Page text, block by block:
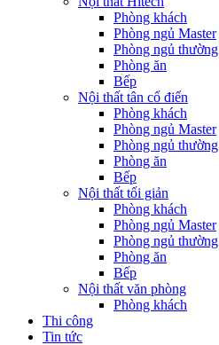
Phòng khách
Phòng ngủ Master
Phòng ngủ thường
Phòng ăn
Bếp
Nội thất tân cổ điển
Phòng khách
Phòng ngủ Master
Phòng ngủ thường
Phòng ăn
Bếp
Nội thất tối giản
Phòng khách
Phòng ngủ Master
Phòng ngủ thường
Phòng ăn
Bếp
Nội thất văn phòng
Phòng khách
Thi công
Tin tức